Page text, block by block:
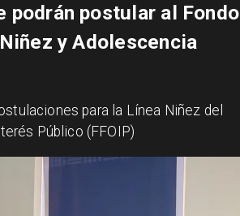
podrán postular al Fondo
y Adolescencia
para la Línea Niñez del
Público (FFOIP)